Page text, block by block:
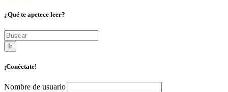
¿Qué te apetece leer?
Ir
¡Conéctate!
Nombre de usuario